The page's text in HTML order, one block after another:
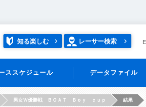
知る楽しむ レーサー検索
ススケジュール データファイル
男女Ｗ優勝戦 ＢＯＡＴ Ｂｏｙ ｃｕｐ 結果